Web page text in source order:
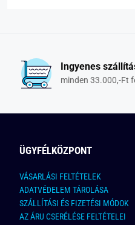
Ingyenes
minden 33.000,-Ft
ÜGYFÉLKÖZPONT
VÁSARLÁSI FELTÉTELEK
ADATVÉDELEM TÁROLÁSA
SZÁLLÍTÁSI ÉS FIZETÉSI MÓDOK
AZ ÁRU CSERÉLÉSE FELTÉTELEI